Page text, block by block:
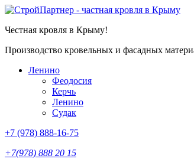
Честная кровля в Крыму!
Производство кровельных и фасадных
Ленино
Феодосия
Керчь
Ленино
Судак
+7 (978) 888-16-75
+7(978) 888 20 15